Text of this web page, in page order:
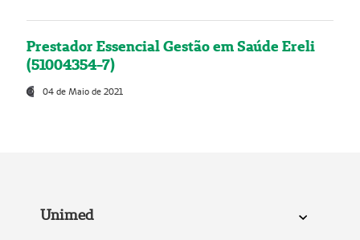
Prestador Essencial Gestão em Saúde Ereli
(51004354-7)
04 de Maio de 2021
Unimed